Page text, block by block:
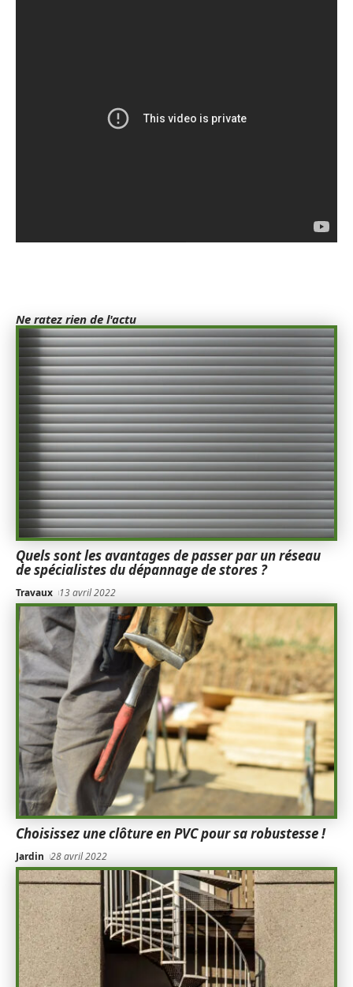
Ne ratez rien de l'actu
Quels sont les avantages de passer par un réseau
de spécialistes du dépannage de stores ?
Travaux 13 avril 2022
Choisissez une clôture en PVC pour sa robustesse !
Jardin 28 avril 2022